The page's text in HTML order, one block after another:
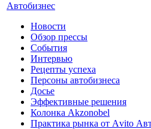
Автобизнес
Новости
Обзор прессы
События
Интервью
Рецепты успеха
Персоны автобизнеса
Досье
Эффективные решения
Колонка Akzonobel
Практика рынка от Аvito